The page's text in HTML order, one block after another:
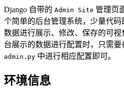
Django 自带的 Admin Site 管理页
个简单的后台管理系统，少量代
数据进行展示、修改、保存的可
台展示的数据进行配置时，只需要
admin.py 中进行相应配置即可。
环境信息